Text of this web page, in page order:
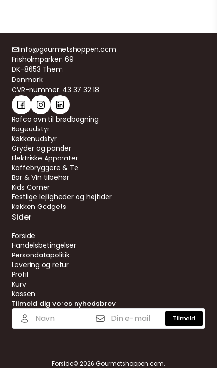
info@gourmetshoppen.com
Frisholmparken 69
DK-8653 Them
Danmark
CVR-nummer. 43 37 32 18
Rofco ovn til brødbagning
Bageudstyr
Køkkenudstyr
Gryder og pander
Elektriske Apparater
Kaffebryggere & Te
Bar & Vin tilbehør
Kids Corner
Festlige lejligheder og højtider
Køkken Gadgets
Sider
Forside
Handelsbetingelser
Persondatapolitik
Levering og retur
Profil
Kurv
Kassen
Tilmeld dig vores nyhedsbrev
Tilmeld
Forside© 2026 Gourmetshoppen.com.